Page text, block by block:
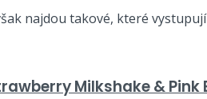
najdou takové, které vystupují
Milkshake & Pink